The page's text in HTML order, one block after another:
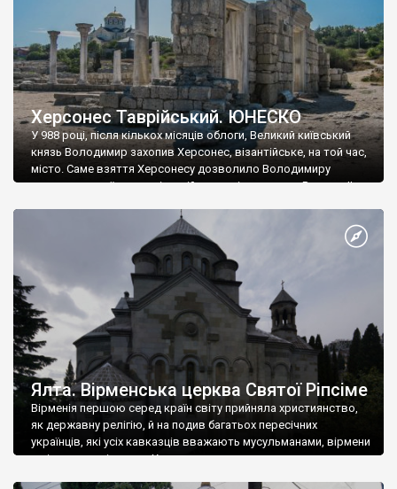
Херсонес Таврійський. ЮНЕСКО
У 988 році, після кількох місяців облоги, Великий київський
князь Володимир захопив Херсонес, візантійське, на той час,
місто. Саме взяття Херсонесу дозволило Володимиру
диктувати свої умови візантійському імператору Василю ІІ, та
Херсонесі Володимир-язичник, став Василем-християнином.
А потім було Хрещення Русі. На честь Херсонесу Таврійського
Ялта. Вірменська церква Святої Ріпсіме
Вірменія першою серед країн світу прийняла християнство,
як державну релігію, й на подив багатьох пересічних
українців, які усіх кавказців вважають мусульманами, вірмени
є відданими вірянами Христа